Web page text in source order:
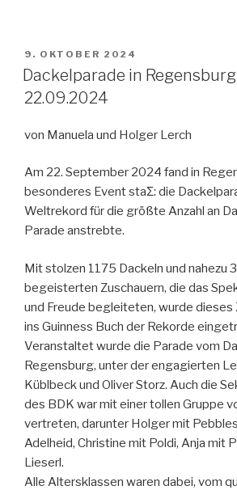
VERÖFFENTLICHT
AM
9. OKTOBER 2024
Dackelparade in
22.09.2024
von Manuela und Holger Lerch
Am 22. September 2024 fand in
besonderes Event staƩ: die
Weltrekord für die größte Anzahl an
Parade anstrebte.
Mit stolzen 1175 Dackeln und nahezu
begeisterten Zuschauern, die das
und Freude begleiteten, wurde dieses
ins Guinness Buch der Rekorde
Veranstaltet wurde die Parade vom
Regensburg, unter der engagierten
Küblbeck und Oliver Storz. Auch die
des BDK war mit einer tollen Gruppe
vertreten, darunter Holger mit
Adelheid, Christine mit Poldi, Anja mit
Lieserl.
Alle Altersklassen waren dabei, vom